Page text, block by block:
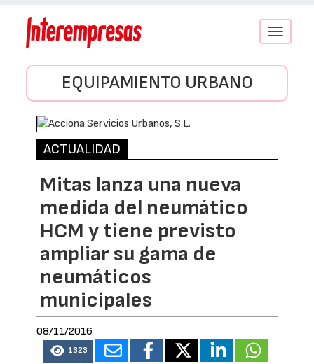
Conmutar
EQUIPAMIENTO URBANO
ACTUALIDAD
Mitas lanza una nueva
medida del neumático
HCM y tiene previsto
ampliar su gama de
neumáticos
municipales
08/11/2016
1323